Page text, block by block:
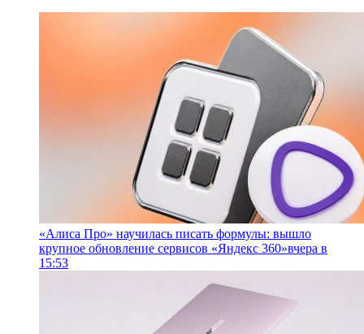
«Алиса Про» научилась писать формулы: вышло
крупное обновление сервисов «Яндекс 360»вчера в
15:53